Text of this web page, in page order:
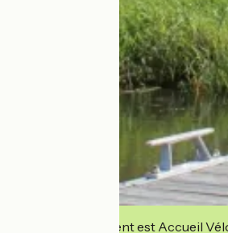
Cet établissement est Accueil